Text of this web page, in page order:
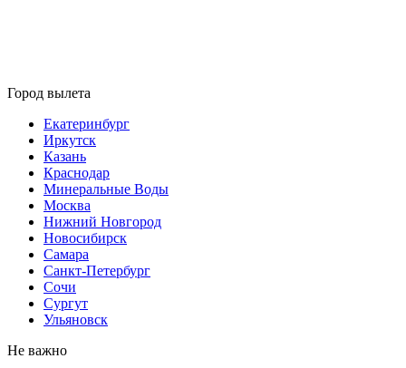
Город вылета
Екатеринбург
Иркутск
Казань
Краснодар
Минеральные Воды
Москва
Нижний Новгород
Новосибирск
Самара
Санкт-Петербург
Сочи
Сургут
Ульяновск
Не важно